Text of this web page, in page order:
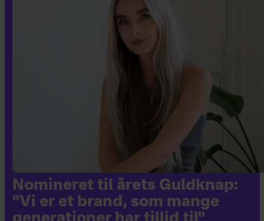
Nomineret til årets Guldknap:
"Vi er et brand, som mange